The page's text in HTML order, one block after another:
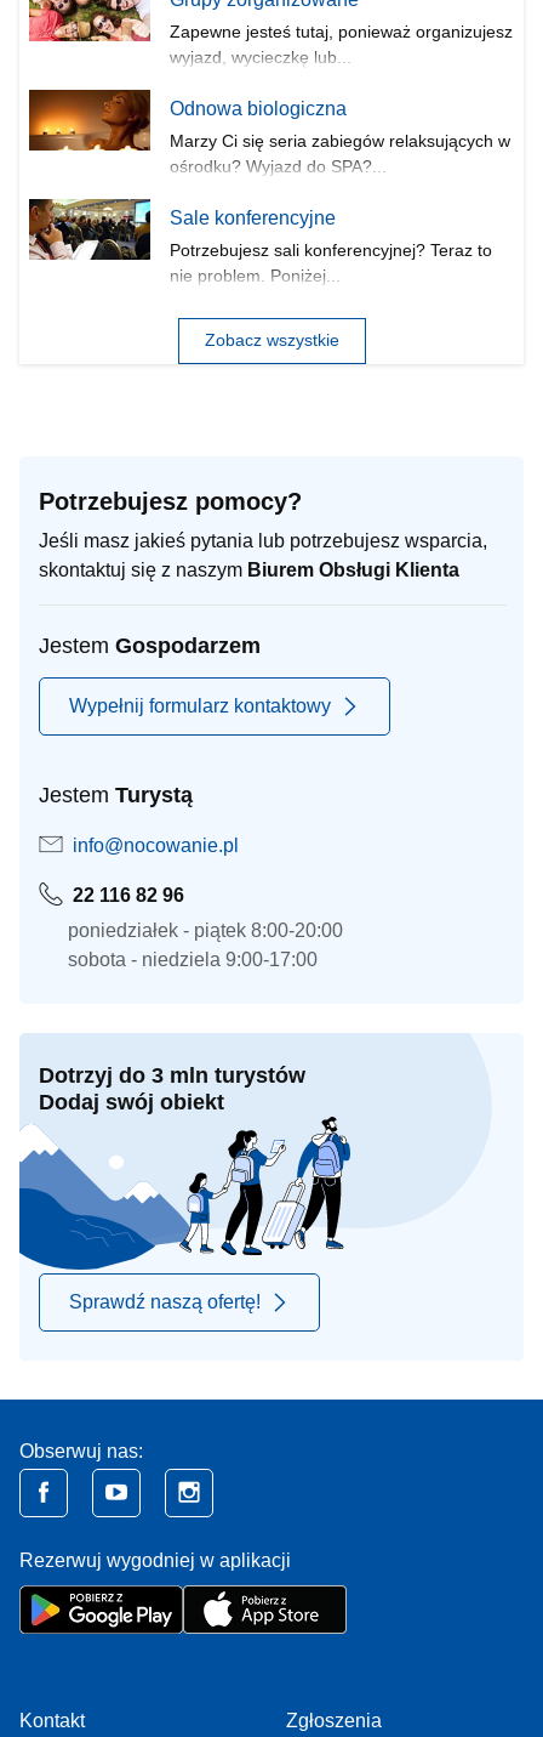
Zapewne jesteś tutaj, ponieważ organizujesz
wyjazd, wycieczkę lub...
Odnowa biologiczna
Marzy Ci się seria zabiegów relaksujących w
ośrodku? Wyjazd do SPA?...
Sale konferencyjne
Potrzebujesz sali konferencyjnej? Teraz to
nie problem. Poniżej...
Zobacz wszystkie
Potrzebujesz pomocy?
Jeśli masz jakieś pytania lub potrzebujesz wsparcia,
skontaktuj się z naszym Biurem Obsługi Klienta
Jestem Gospodarzem
Wypełnij formularz kontaktowy
Jestem Turystą
info@nocowanie.pl
22 116 82 96
poniedziałek - piątek 8:00-20:00
sobota - niedziela 9:00-17:00
Dotrzyj do 3 mln turystów
Dodaj swój obiekt
Sprawdź naszą ofertę!
Obserwuj nas:
Rezerwuj wygodniej w aplikacji
Kontakt Zgłoszenia